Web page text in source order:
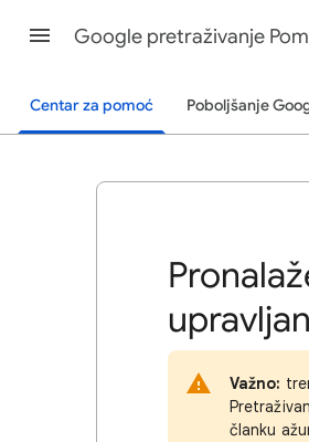
Google pretraživanje
Centar za pomoć Poboljšanje
Važno:
članku